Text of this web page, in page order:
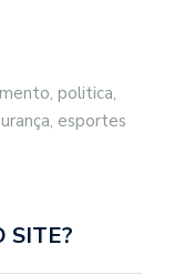
politica,
esportes
SITE?